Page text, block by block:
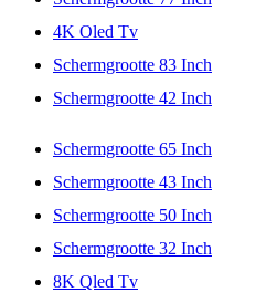
4K Oled Tv
Schermgrootte 83 Inch
Schermgrootte 42 Inch
Schermgrootte 65 Inch
Schermgrootte 43 Inch
Schermgrootte 50 Inch
Schermgrootte 32 Inch
8K Qled Tv